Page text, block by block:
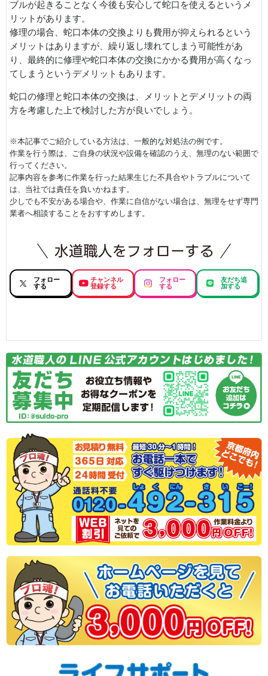
ブルが起きることなく今後も安心して蛇口を使えるというメ
リットがあります。
修理の場合、蛇口本体の交換よりも費用が抑えられるという
メリットはありますが、繰り返し壊れてしまう可能性があ
り、最終的に修理や蛇口本体の交換にかかる費用が高くなっ
てしまうというデメリットもあります。
蛇口の修理と蛇口本体の交換は、メリットとデメリットの両
方を考慮した上で検討した方が良いでしょう。
※本記事でご紹介している方法は、一般的な対処法の例です。
作業を行う際は、ご自身の状況や設備を確認のうえ、無理のない範囲で
行ってください。
記事内容を参考に作業を行った結果生じた不具合やトラブルについて
は、当社では責任を負いかねます。
少しでも不安がある場合や、作業に自信がない場合は、無理をせず専門
業者へ相談することをおすすめします。
フォロー
する
チャンネル
登録する
フォロー
する
友だち追
加する